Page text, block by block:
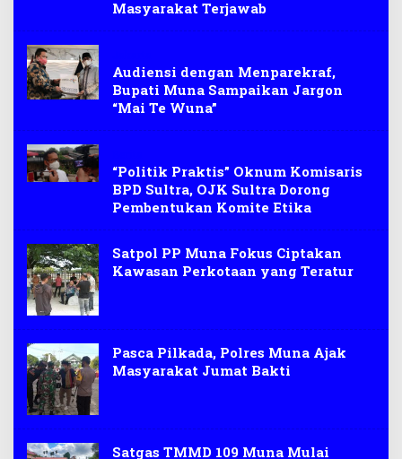
Masyarakat Terjawab
Audiensi dengan Menparekraf,
Bupati Muna Sampaikan Jargon
“Mai Te Wuna”
“Politik Praktis” Oknum Komisaris
BPD Sultra, OJK Sultra Dorong
Pembentukan Komite Etika
Satpol PP Muna Fokus Ciptakan
Kawasan Perkotaan yang Teratur
Pasca Pilkada, Polres Muna Ajak
Masyarakat Jumat Bakti
Satgas TMMD 109 Muna Mulai